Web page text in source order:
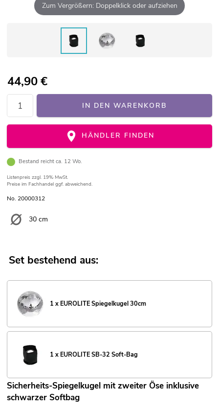
Zum Vergrößern: Doppelklick oder aufziehen
44,90€
IN DEN WARENKORB
HÄNDLER FINDEN
Bestand reicht ca. 12 Wo.
Listenpreis zzgl. 19% MwSt.
Preise im Fachhandel ggf. abweichend.
No. 20000312
30 cm
Set bestehend aus:
1 x EUROLITE Spiegelkugel 30cm
1 x EUROLITE SB-32 Soft-Bag
Sicherheits-Spiegelkugel mit zweiter Öse inklusive
schwarzer Softbag